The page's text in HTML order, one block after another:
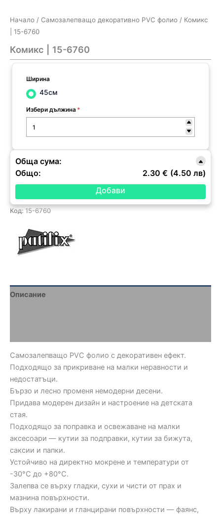
Начало / Самозалепващо декоративно PVC фолио / Комикс
| 15-6760
Комикс | 15-6760
Ширина
45см
Избери дължина *
Обща сума:
Общо:
2.30 € (4.50 лв)
Код: 15-6760
Описание
Самозалепващо PVC фолио с декоративен ефект.
Подходящо за прикриване на малки неравности и
недостатъци.
Бързо и лесно променя немодерни десени.
Придава модерен дизайн и настроение на детската
стая.
Подходящо за поправка и освежаване на малки
аксесоари — кутии за подправки, кутии за бижута,
саксии и папки.
Устойчиво на директно мокрене и температури от
-30°C до +80°C.
Залепва се върху гладки, сухи и чисти от прах и
мазнина повърхности.
Върху лакирани и гланцирани повърхности — фаянс,